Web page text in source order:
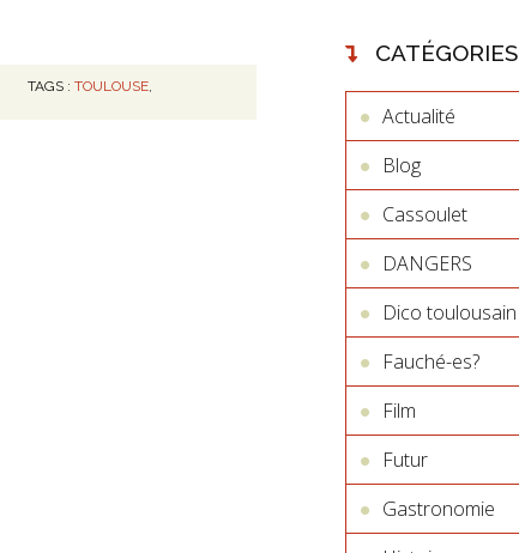
TAGS :TOULOUSE,
CATÉGORIES
Actualité
Blog
Cassoulet
DANGERS
Dico toulousain
Fauché-es?
Film
Futur
Gastronomie